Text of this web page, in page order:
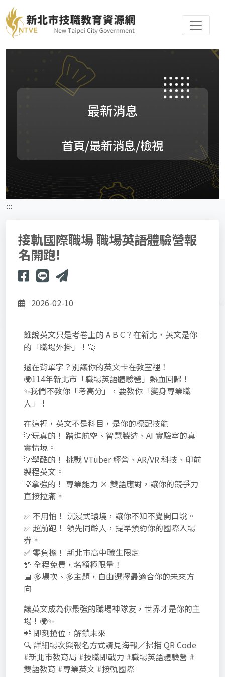
最新消息
首頁/最新消息/檢視
:::
接軌國際職場 職場英語體驗營報
名開跑!
2026-02-10
誰說英文只是考卷上的 A B C？在新北，英文是你
的「職場外掛」！🚀
還在背單字？別讓你的英文卡在教室裡！
🌍114年新北市「職場英語體驗營」熱血回歸！
✨我們不教你「考高分」，要教你「變身專業職
人」！
在這裡，英文不是科目，是你的標配技能
💡玩真的！ 踏進航空、智慧製造、AI 實驗室的真
實情境。
💡學酷的！ 挑戰 VTuber 經營、AR/VR 科技、印前
製程英文。
💡拿強的！ 專業能力 × 雙語應對，讓你的競爭力
直接拉滿。
✅ 不用怕！ 沉浸式環境，讓你不知不覺開口說。
✅ 超前跑！ 領先同齡人，提早預約你的國際入場
券。
✅ 零負擔！ 新北市高中職生限定
💯 全程免費，名額極限量！
📅 多場次、多主題，自由選擇最適合你的未來方
向
讓英文成為你最強的職場神隊友，世界才是你的主
場！🌍✨
📲 即刻搶位，解鎖未來
🔍 詳細場次與報名方式請見海報／掃描 QR Code
#新北市教育局 #技職即戰力 #職場英語體驗營 #
雙語教育 #專業英文 #接軌國際